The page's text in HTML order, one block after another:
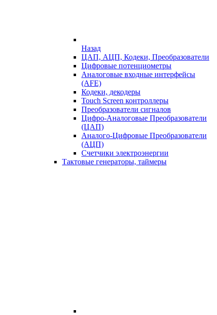
Назад
ЦАП, АЦП, Кодеки, Преобразователи
Цифровые потенциометры
Аналоговые входные интерфейсы
(AFE)
Кодеки, декодеры
Touch Screen контроллеры
Преобразователи сигналов
Цифро-Аналоговые Преобразователи
(ЦАП)
Аналого-Цифровые Преобразователи
(АЦП)
Счетчики электроэнергии
Тактовые генераторы, таймеры